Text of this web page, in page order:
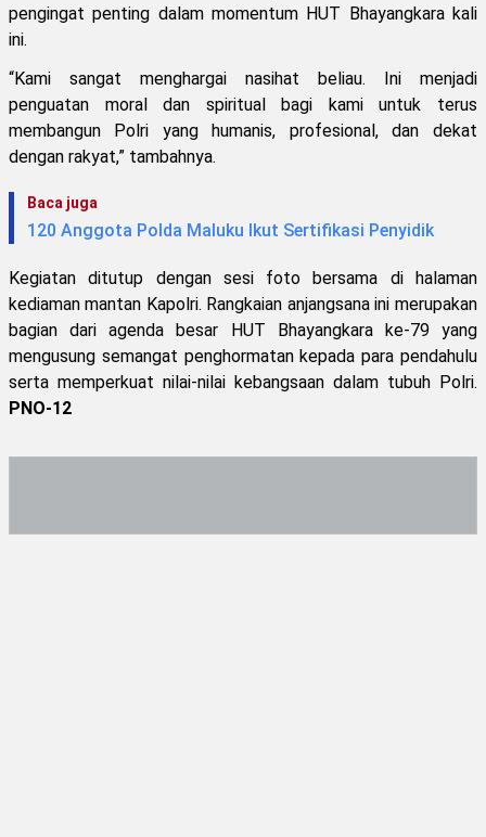
pengingat penting dalam momentum HUT Bhayangkara kali
ini.
“Kami sangat menghargai nasihat beliau. Ini menjadi
penguatan moral dan spiritual bagi kami untuk terus
membangun Polri yang humanis, profesional, dan dekat
dengan rakyat,” tambahnya.
Baca juga
120 Anggota Polda Maluku Ikut Sertifikasi Penyidik
Kegiatan ditutup dengan sesi foto bersama di halaman
kediaman mantan Kapolri. Rangkaian anjangsana ini merupakan
bagian dari agenda besar HUT Bhayangkara ke-79 yang
mengusung semangat penghormatan kepada para pendahulu
serta memperkuat nilai-nilai kebangsaan dalam tubuh Polri.
PNO-12